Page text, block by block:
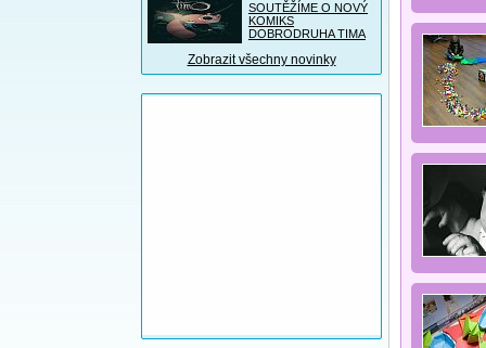
SOUTĚŽÍME O NOVÝ
KOMIKS
DOBRODRUHA TIMA
Zobrazit všechny novinky